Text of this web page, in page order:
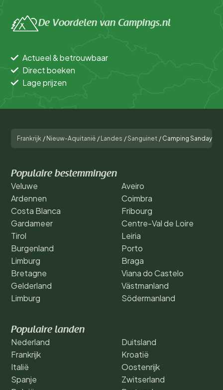
De Voordelen van Campings.nl
Actueel & betrouwbaar
Direct boeken
Lage prijzen
Frankrijk / Nieuw-Aquitanië / Landes /Sanguinet / Camping Sandaya
Populaire bestemmingen
Veluwe
Ardennen
Costa Blanca
Gardameer
Tirol
Burgenland
Limburg
Bretagne
Gelderland
Limburg
Aveiro
Coimbra
Fribourg
Centre-Val de Loire
Leiria
Porto
Braga
Viana do Castelo
Västmanland
Södermanland
Populaire landen
Nederland
Frankrijk
Italië
Spanje
Duitsland
Kroatië
Oostenrijk
Zwitserland